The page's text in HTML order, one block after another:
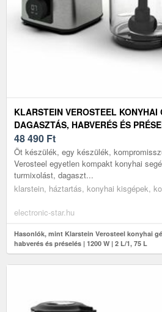
KLARSTEIN VEROSTEEL KONYHAI
DAGASZTÁS, HABVERÉS ÉS
L
48 490 Ft
Öt készülék, egy készülék,
Verosteel egyetlen kompakt konyhai
turmixolást, dagaszt...
klarstein, háztartás, konyhai kisgépek,
electronic-star.hu
Hasonlók, mint Klarstein Verosteel konyhai
habverés és préselés | 1200 W | 2 L/1, 75 L